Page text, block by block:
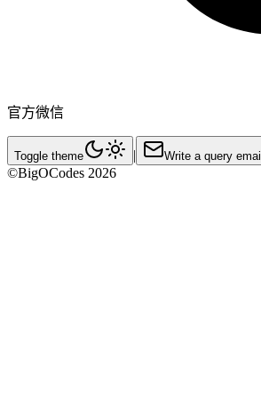
官方微信
Toggle theme | Write a query email
©BigOCodes 2026